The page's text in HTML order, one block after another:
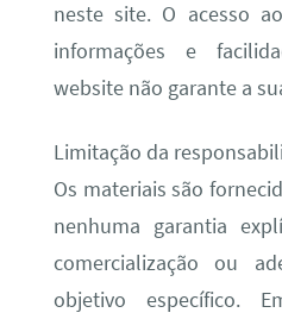
neste site. O acesso
informações e
website não garante a
Limitação da
Os materiais são
nenhuma garantia
comercialização ou
objetivo específico.